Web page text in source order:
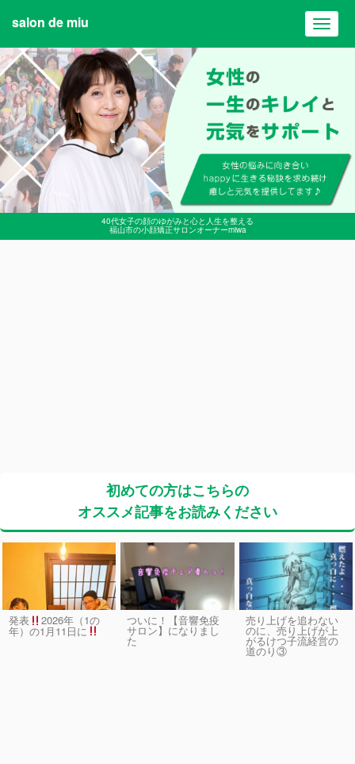
40代女子の顔のゆがみと心と人生を整える
福山市の小顔矯正サロンオーナーmiwa
salon de miu
初めての方はこちらの
オススメ記事をお読みください
発表 2026年（1の
年）の1月11日に
ついに！【音響免疫
サロン】になりまし
た
売り上げを追わない
のに、売り上げが上
がるけつ子流経営の
道のり③